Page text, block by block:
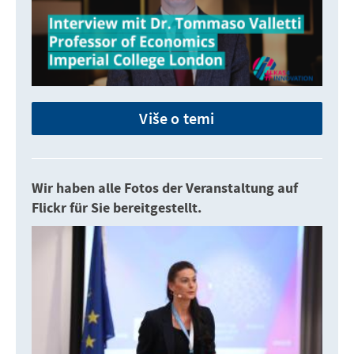
Više o temi
Wir haben alle Fotos der Veranstaltung auf
Flickr für Sie bereitgestellt.